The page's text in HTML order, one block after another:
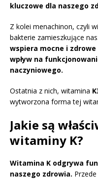
kluczowe dla naszego
Z kolei menachinon, czyli
bakterie zamieszkujące
wspiera mocne i
wpływ na
naczyniowego.
Ostatnia z nich, witamina
wytworzona forma tej
Jakie są
witaminy K?
Witamina K odgrywa
naszego zdrowia.